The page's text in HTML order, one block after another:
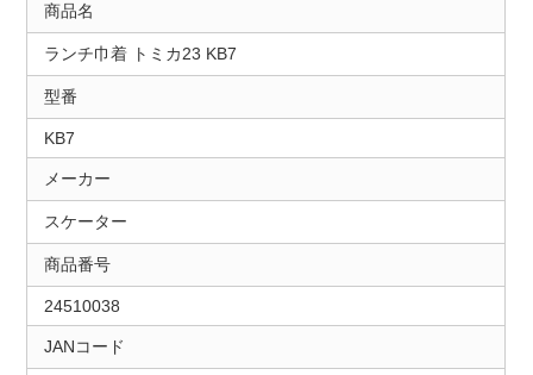
商品名
ランチ巾着 トミカ23 KB7
型番
KB7
メーカー
スケーター
商品番号
24510038
JANコード